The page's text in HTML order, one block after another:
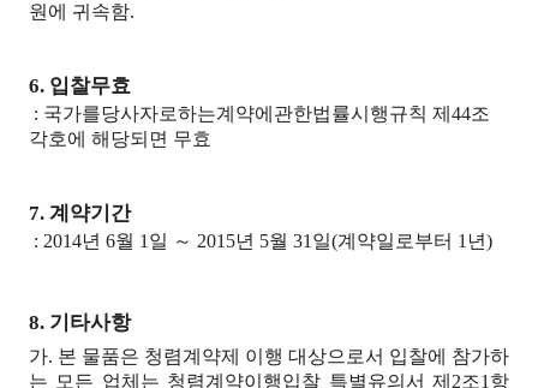
원에 귀속함.
6. 입찰무효
: 국가를당사자로하는계약에관한법률시행규칙 제44조
각호에 해당되면 무효
7. 계약기간
: 2014년 6월 1일 ～ 2015년 5월 31일(계약일로부터 1년)
8. 기타사항
가. 본 물품은 청렴계약제 이행 대상으로서 입찰에 참가하
는 모든 업체는 청렴계약이행입찰 특별유의서 제2조1항